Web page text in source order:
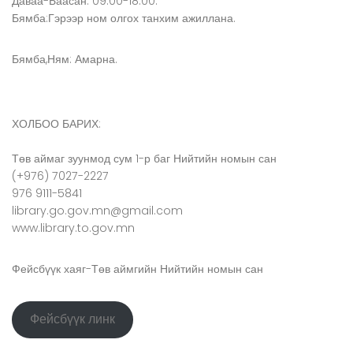
Бямба:Гэрээр ном олгох танхим ажиллана.
Бямба,Ням: Амарна.
ХОЛБОО БАРИХ:
Төв аймаг зуунмод сум 1-р баг Нийтийн номын сан
(+976) 7027-2227
976 9111-5841
library.go.gov.mn@gmail.com
www.library.to.gov.mn
Фейсбүүк хаяг-Төв аймгийн Нийтийн номын сан
Фейсбүүк линк